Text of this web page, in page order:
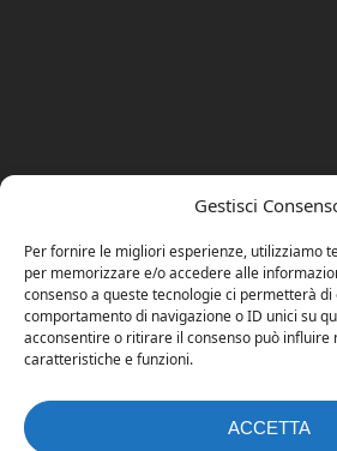
Gestisci
Per fornire le migliori esperienze, utilizziamo
per memorizzare e/o accedere alle
consenso a queste tecnologie ci permetterà
comportamento di navigazione o ID unici su
acconsentire o ritirare il consenso può influire
caratteristiche e funzioni.
ACCETTA